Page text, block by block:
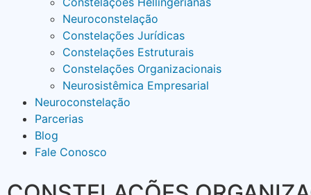
Neuroconstelação
Constelações Jurídicas
Constelações Estruturais
Constelações Organizacionais
Neurosistêmica Empresarial
Neuroconstelação
Parcerias
Blog
Fale Conosco